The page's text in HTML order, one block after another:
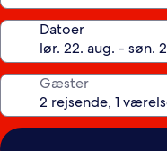
Datoer
Gæster